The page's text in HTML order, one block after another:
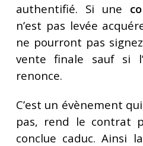
authentifié. Si une
n’est pas levée
ne pourront pas
vente finale sauf si
renonce.
C’est un évènement
pas, rend le contrat
conclue caduc. Ainsi